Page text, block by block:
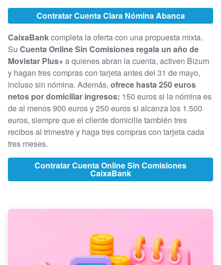
Contratar Cuenta Clara Nómina Abanca
CaixaBankcompleta la oferta con una propuesta mixta.
Su Cuenta Online Sin Comisiones regala un año de
Movistar Plus+a quienes abran la cuenta, activen Bizum
y hagan tres compras con tarjeta antes del 31 de mayo,
incluso sin nómina. Además, ofrece hasta 250 euros
netos por domiciliar ingresos: 150 euros si la nómina es
de al menos 900 euros y 250 euros si alcanza los 1.500
euros, siempre que el cliente domicilie también tres
recibos al trimestre y haga tres compras con tarjeta cada
tres meses.
Contratar Cuenta Online Sin Comisiones
CaixaBank